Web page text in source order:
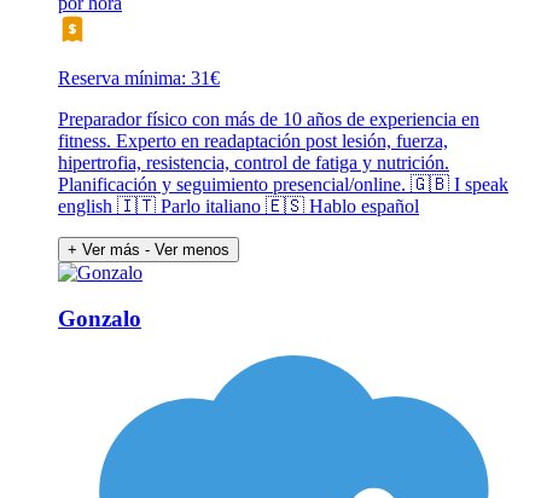
Reserva mínima: 31€
Preparador físico con más de 10 años de experiencia en
fitness. Experto en readaptación post lesión, fuerza,
hipertrofia, resistencia, control de fatiga y nutrición.
Planificación y seguimiento presencial/online. 🇬🇧 I speak
english 🇮🇹 Parlo italiano 🇪🇸 Hablo español
+ Ver más - Ver menos
Gonzalo